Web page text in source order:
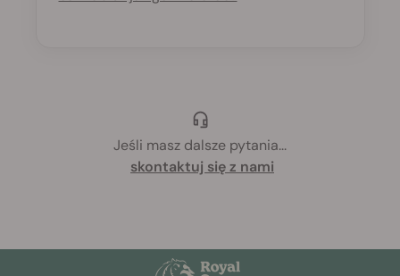
Jeśli masz dalsze pytania...
skontaktuj się z nami